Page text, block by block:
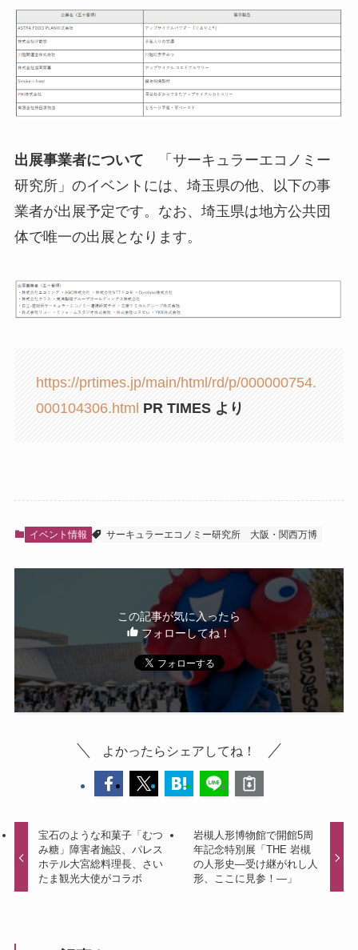
出展事業者について 「サーキュラーエコノミー
研究所」のイベントには、埼玉県の他、以下の事
業者が出展予定です。なお、埼玉県は地方公共団
体で唯一の出展となります。
https://prtimes.jp/main/html/rd/p/000000754.
000104306.html PR TIMES より
イベント情報 サーキュラーエコノミー研究所 大阪・関西万博
この記事が気に入ったら
フォローしてね！
よかったらシェアしてね！
宝石のような和菓子「むつ
み糖」障害者施設、パレス
ホテル大宮総料理長、さい
たま観光大使がコラボ
岩槻人形博物館で開館5周
年記念特別展「THE 岩槻
の人形史―受け継がれし人
形、ここに見参！―」